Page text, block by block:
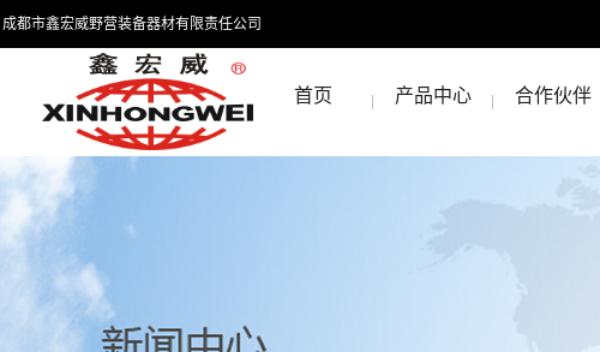
成都市鑫宏威野营装备器材有限责任公司
首页 产品中心 合作伙伴